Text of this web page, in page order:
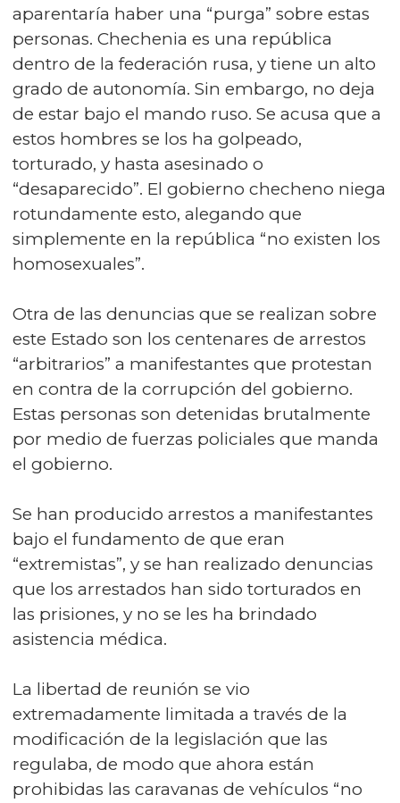
aparentaría haber una “purga” sobre estas
personas. Chechenia es una república
dentro de la federación rusa, y tiene un alto
grado de autonomía. Sin embargo, no deja
de estar bajo el mando ruso. Se acusa que a
estos hombres se los ha golpeado,
torturado, y hasta asesinado o
“desaparecido”. El gobierno checheno niega
rotundamente esto, alegando que
simplemente en la república “no existen los
homosexuales”.
Otra de las denuncias que se realizan sobre
este Estado son los centenares de arrestos
“arbitrarios” a manifestantes que protestan
en contra de la corrupción del gobierno.
Estas personas son detenidas brutalmente
por medio de fuerzas policiales que manda
el gobierno.
Se han producido arrestos a manifestantes
bajo el fundamento de que eran
“extremistas”, y se han realizado denuncias
que los arrestados han sido torturados en
las prisiones, y no se les ha brindado
asistencia médica.
La libertad de reunión se vio
extremadamente limitada a través de la
modificación de la legislación que las
regulaba, de modo que ahora están
prohibidas las caravanas de vehículos “no